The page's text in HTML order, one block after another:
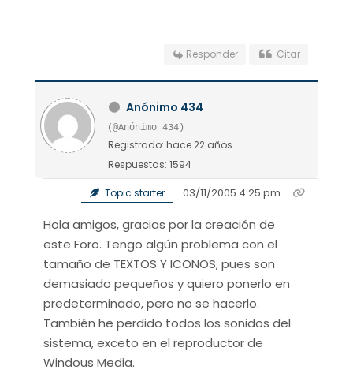
Responder Citar
Anónimo 434
(@Anónimo 434)
Registrado: hace 22 años
Respuestas: 1594
Topic starter 03/11/2005 4:25 pm
Hola amigos, gracias por la creación de
este Foro. Tengo algún problema con el
tamaño de TEXTOS Y ICONOS, pues son
demasiado pequeños y quiero ponerlo en
predeterminado, pero no se hacerlo.
También he perdido todos los sonidos del
sistema, exceto en el reproductor de
Windous Media.